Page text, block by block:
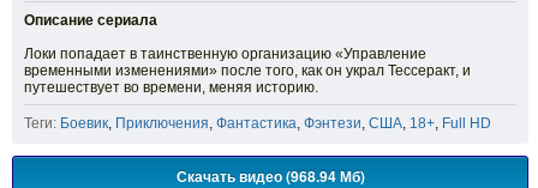
Описание сериала
Локи попадает в таинственную организацию «Управление
временными изменениями» после того, как он украл Тессеракт, и
путешествует во времени, меняя историю.
Теги: Боевик Приключения Фантастика Фэнтези США 18+ Full HD
Скачать видео (968.94 Мб)